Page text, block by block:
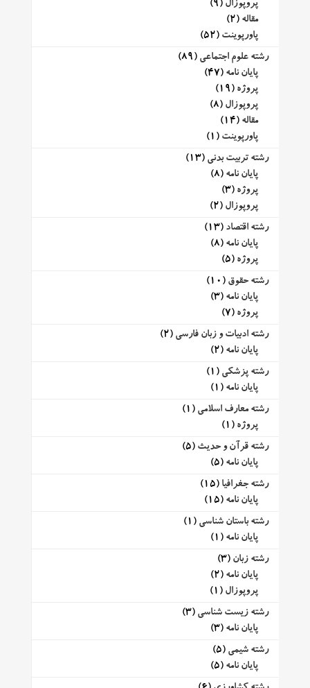
پروپوزال (9)
مقاله (2)
پاورپوینت (52)
رشته علوم اجتماعی (89)
پایان نامه (47)
پروژه (19)
پروپوزال (8)
مقاله (14)
پاورپوینت (1)
رشته تربیت بدنی (13)
پایان نامه (8)
پروژه (3)
پروپوزال (2)
رشته اقتصاد (13)
پایان نامه (8)
پروژه (5)
رشته حقوق (10)
پایان نامه (3)
پروژه (7)
رشته ادبیات و زبان فارسی (2)
پایان نامه (2)
رشته پزشکی (1)
پایان نامه (1)
رشته معارف اسلامی (1)
پروژه (1)
رشته قرآن و حدیث (5)
پایان نامه (5)
رشته جغرافیا (15)
پایان نامه (15)
رشته باستان شناسی (1)
پایان نامه (1)
رشته زبان (3)
پایان نامه (2)
پروپوزال (1)
رشته زیست شناسی (3)
پایان نامه (3)
رشته شیمی (5)
پایان نامه (5)